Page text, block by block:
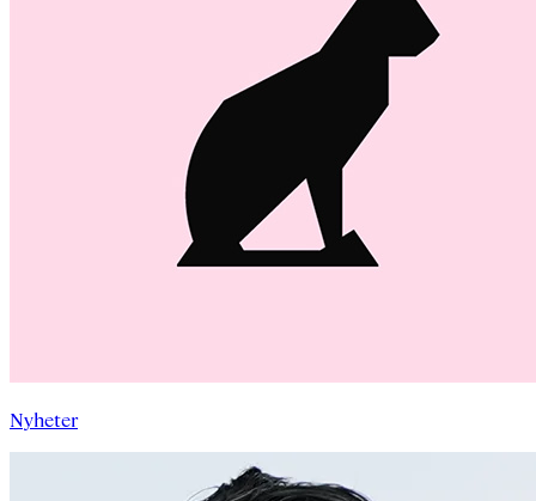
Nyheter